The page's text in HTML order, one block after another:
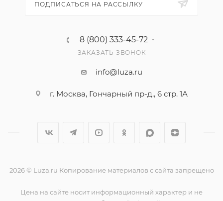
ПОДПИСАТЬСЯ НА РАССЫЛКУ
8 (800) 333-45-72
ЗАКАЗАТЬ ЗВОНОК
info@luza.ru
г. Москва, Гончарный пр-д., 6 стр. 1А
2026 © Luza.ru Копирование материалов с сайта запрещено
Цена на сайте носит информационный характер и не